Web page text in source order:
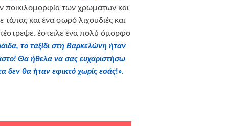
ποικιλομορφία των χρωμάτων και
και ένα σωρό λιχουδιές και
έστειλε ένα πολύ όμορφο
το ταξίδι στη Βαρκελώνη ήταν
Θα ήθελα να σας ευχαριστήσω
δεν θα ήταν εφικτό χωρίς εσάς!».